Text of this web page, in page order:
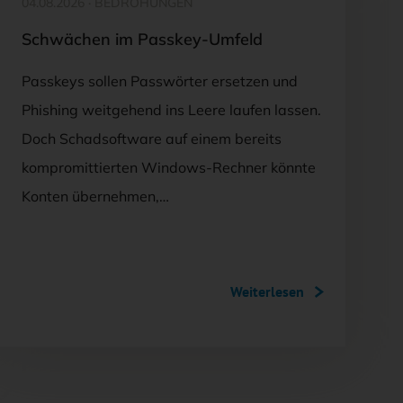
Schwächen im Passkey-Umfeld
Passkeys sollen Passwörter ersetzen und
Phishing weitgehend ins Leere laufen lassen.
Doch Schadsoftware auf einem bereits
kompromittierten Windows-Rechner könnte
Konten übernehmen,…
Weiterlesen